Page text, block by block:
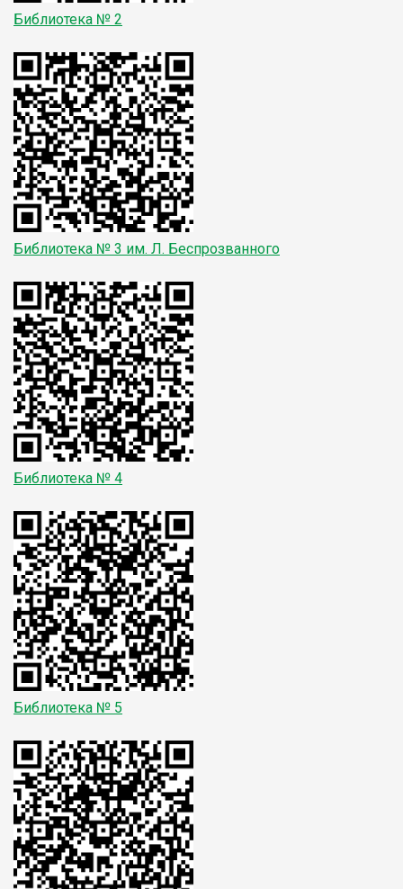
Библиотека № 2
Библиотека № 3 им. Л. Беспрозванного
Библиотека № 4
Библиотека № 5